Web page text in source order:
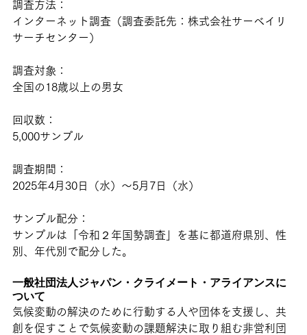
調査方法：
インターネット調査（調査委託先：株式会社サーベイリ
サーチセンター）
調査対象：
全国の18歳以上の男女
回収数：
5,000サンプル
調査期間：
2025年4月30日（水）～5月7日（水）
サンプル配分：
サンプルは「令和２年国勢調査」を基に都道府県別、性
別、年代別で配分した。
一般社団法人ジャパン・クライメート・アライアンスに
ついて
気候変動の解決のために行動する人や団体を支援し、共
創を促すことで気候変動の課題解決に取り組む非営利団